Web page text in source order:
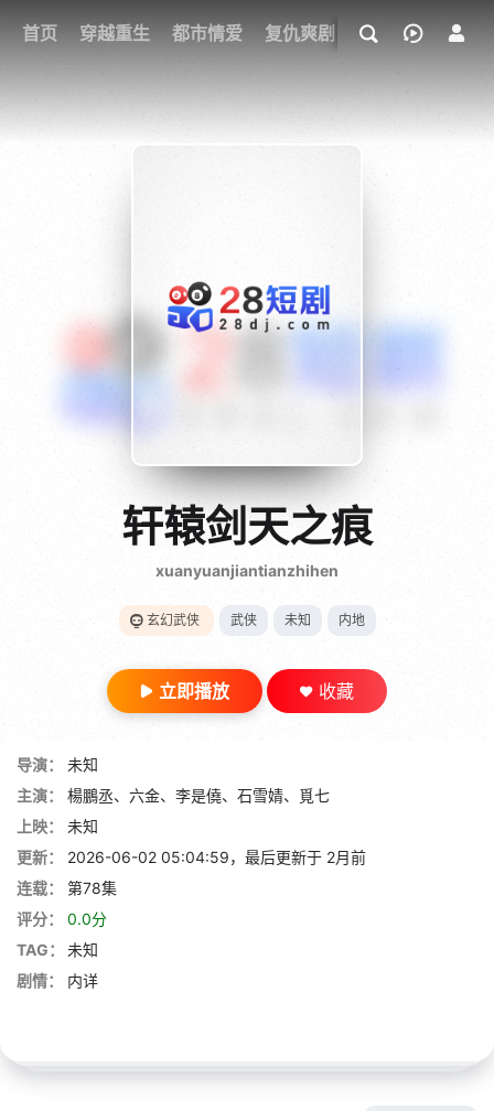
首页 穿越重生 都市情爱 复仇爽剧 玄幻武侠 奇幻
我的观影记录
{if condition="$obj.vod_points
gt 0"}
28短剧
轩辕剑天之痕
xuanyuanjiantianzhihen
玄幻武侠 武侠 未知 内地
立即播放 收藏
导演：
未知
主演：
楊鵬丞、六金、李是僥、石雪婧、覓七
上映：
未知
更新：
2026-06-02 05:04:59，最后更新于 2月前
连载：
第78集
评分：
0.0分
TAG：
未知
剧情：
内详